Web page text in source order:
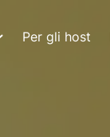
Per gli host